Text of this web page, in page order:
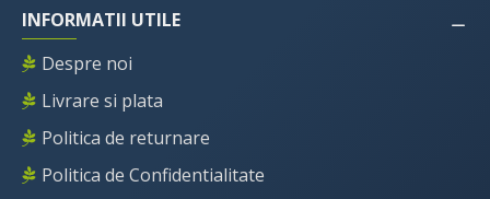
INFORMATII UTILE
Despre noi
Livrare si plata
Politica de returnare
Politica de Confidentialitate